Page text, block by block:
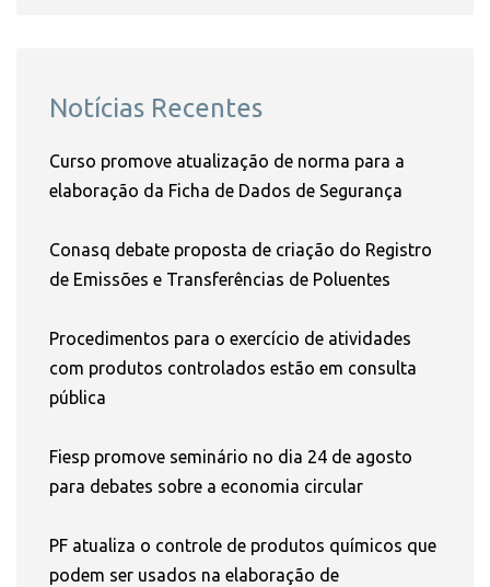
Notícias Recentes
Curso promove atualização de norma para a
elaboração da Ficha de Dados de Segurança
Conasq debate proposta de criação do Registro
de Emissões e Transferências de Poluentes
Procedimentos para o exercício de atividades
com produtos controlados estão em consulta
pública
Fiesp promove seminário no dia 24 de agosto
para debates sobre a economia circular
PF atualiza o controle de produtos químicos que
podem ser usados na elaboração de